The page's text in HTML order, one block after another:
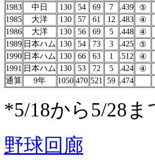
1983
中日 130 54 69 7 .439
⑤
1985
大洋 130 57 61 12 .483
④
1986
大洋 130 56 69 5 .448
④
1989 日本ハム 130 54 73 3 .425
⑤
1990 日本ハム 130 66 63 1 .512
④
1991 日本ハム 130 53 72 5 .424
④
通算
9年 1050 470 521 59 .474
*5/18から5/28ま
野球回廊